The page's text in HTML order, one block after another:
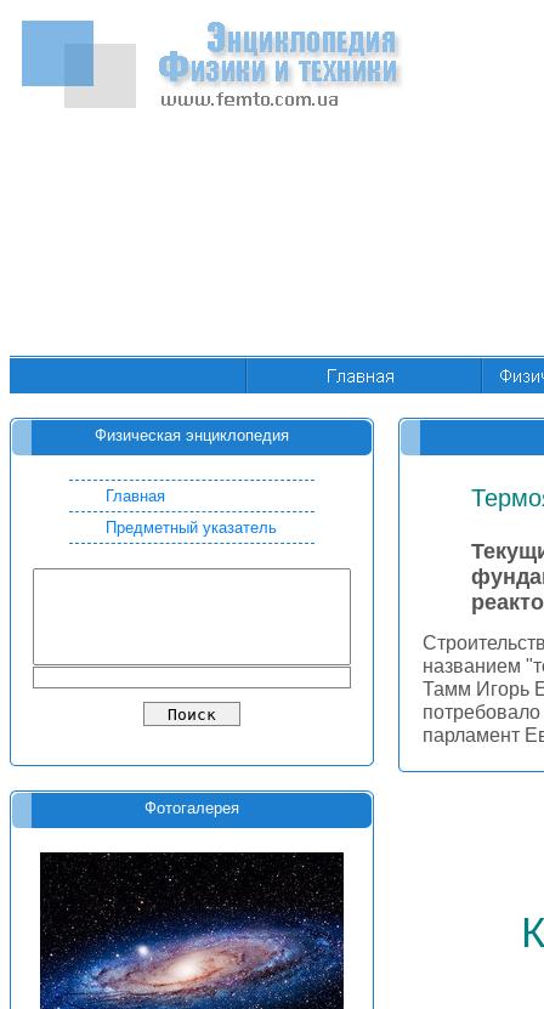
Физическая энциклопедия
Главная
Предметный указатель
Фотогалерея
названием
Тамм Игорь
парламент